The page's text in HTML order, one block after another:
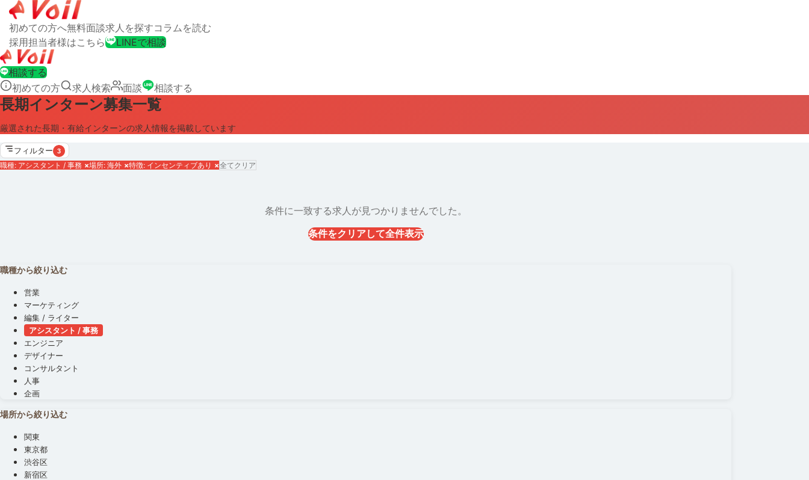
初めての方へ無料面談求人を探すコラムを読む
採用担当者様はこちら
LINEで相談
相談する
初めての方
求人検索 面談 相談する
長期インターン募集一覧
厳選された長期・有給インターンの求人情報を掲載しています
フィルター 3
職種: アシスタント / 事務 ×場所: 海外 ×特徴: インセンティブあり ×全てクリア
条件に一致する求人が見つかりませんでした。
条件をクリアして全件表示
職種から絞り込む
営業
マーケティング
編集 / ライター
アシスタント / 事務
エンジニア
デザイナー
コンサルタント
人事
企画
場所から絞り込む
関東
東京都
渋谷区
新宿区